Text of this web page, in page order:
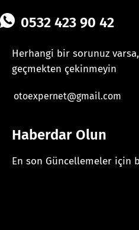
0532 423 90 42
Herhangi bir sorunuz
geçmekten çekinmeyin
otoexpernet@gmail.com
Haberdar Olun
En son Güncellemeler için